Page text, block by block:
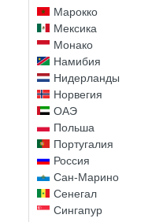
Марокко
Мексика
Монако
Намибия
Нидерланды
Норвегия
ОАЭ
Польша
Португалия
Россия
Сан-Марино
Сенегал
Сингапур